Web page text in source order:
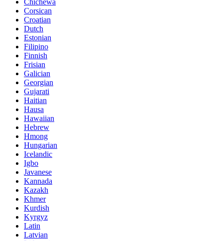
Chichewa
Corsican
Croatian
Dutch
Estonian
Filipino
Finnish
Frisian
Galician
Georgian
Gujarati
Haitian
Hausa
Hawaiian
Hebrew
Hmong
Hungarian
Icelandic
Igbo
Javanese
Kannada
Kazakh
Khmer
Kurdish
Kyrgyz
Latin
Latvian